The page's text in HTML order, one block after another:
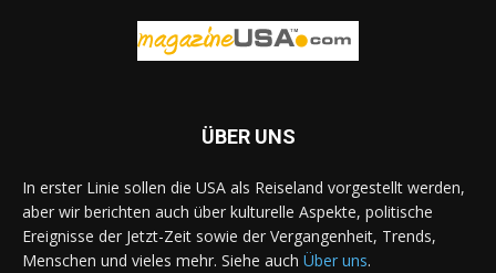
ÜBER UNS
In erster Linie sollen die USA als Reiseland vorgestellt werden,
aber wir berichten auch über kulturelle Aspekte, politische
Ereignisse der Jetzt-Zeit sowie der Vergangenheit, Trends,
Menschen und vieles mehr. Siehe auch Über uns.